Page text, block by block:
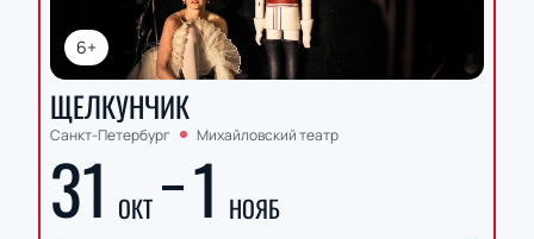
6+
ЩЕЛКУНЧИК
Санкт-Петербург Михайловский театр
31 ОКТ 1 НОЯБ